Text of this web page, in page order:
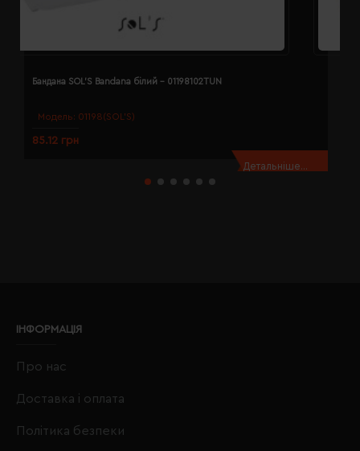
Модель: 01198(SOL’S)
Бандана SOL'S Bandana білий - 01198102TUN
85.12 грн
Детальніше...
ІНФОРМАЦІЯ
Про нас
Доставка і оплата
Політика безпеки